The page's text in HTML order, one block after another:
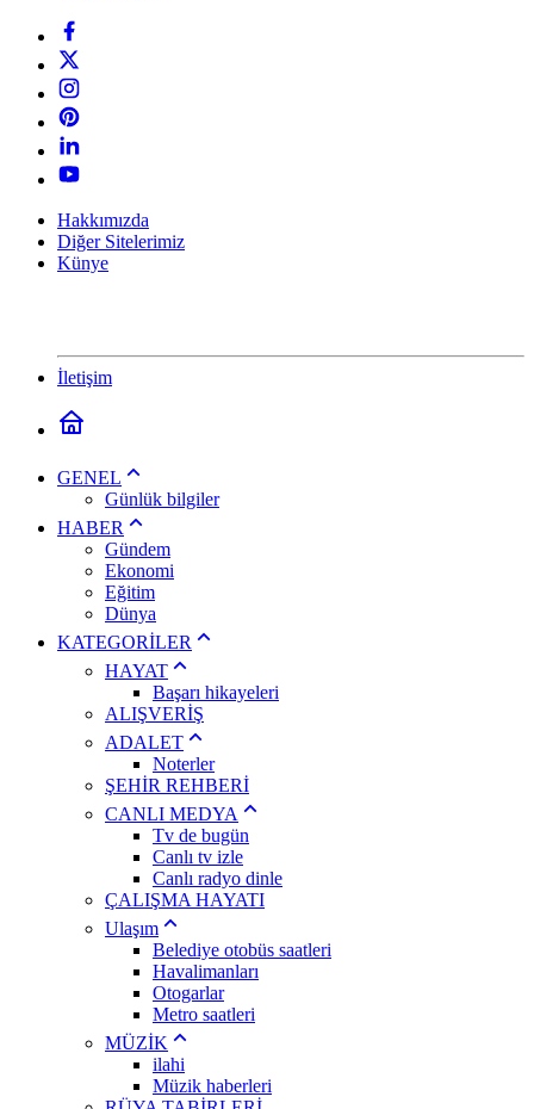
Hakkımızda
Diğer Sitelerimiz
Künye
İletişim
GENEL
Günlük bilgiler
HABER
Gündem
Ekonomi
Eğitim
Dünya
KATEGORİLER
HAYAT
Başarı hikayeleri
ALIŞVERİŞ
ADALET
Noterler
ŞEHİR REHBERİ
CANLI MEDYA
Tv de bugün
Canlı tv izle
Canlı radyo dinle
ÇALIŞMA HAYATI
Ulaşım
Belediye otobüs saatleri
Havalimanları
Otogarlar
Metro saatleri
MÜZİK
ilahi
Müzik haberleri